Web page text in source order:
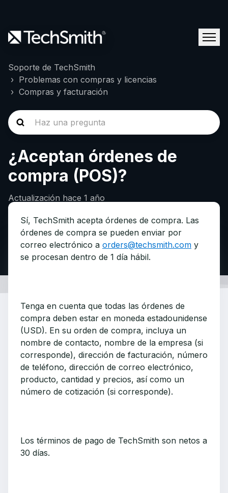
Soporte de TechSmith
Problemas con compras y licencias
Compras y facturación
¿Aceptan órdenes de
compra (POS)?
Actualización hace 1 año
Sí, TechSmith acepta órdenes de compra. Las
órdenes de compra se pueden enviar por
correo electrónico a orders@techsmith.com y
se procesan dentro de 1 día hábil.
Tenga en cuenta que todas las órdenes de
compra deben estar en moneda estadounidense
(USD). En su orden de compra, incluya un
nombre de contacto, nombre de la empresa (si
corresponde), dirección de facturación, número
de teléfono, dirección de correo electrónico,
producto, cantidad y precios, así como un
número de cotización (si corresponde).
Los términos de pago de TechSmith son netos a
30 días.